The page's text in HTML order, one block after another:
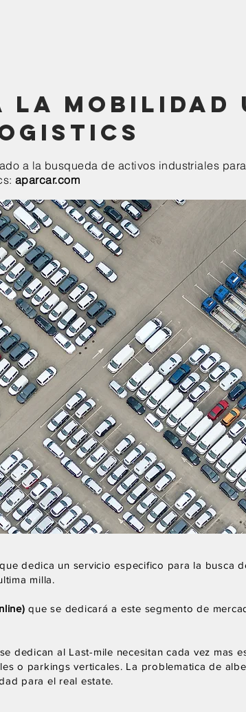
la mobilidad
a la busqueda de activos industriales
aparcar.com
dedica un servicio especifico para la busca
milla.
que se dedicará a este segmento de
dedican al Last-mile necesitan cada vez mas
o parkings verticales. La problematica de
para el real estate.